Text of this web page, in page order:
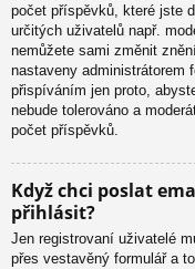
počet příspěvků, které jste
určitých uživatelů např.
nemůžete sami změnit
nastaveny administrátorem
přispíváním jen proto,
nebude tolerováno a
počet příspěvků.
Když chci poslat
přihlásit?
Jen registrovaní uživatelé
přes vestavěný formulář a